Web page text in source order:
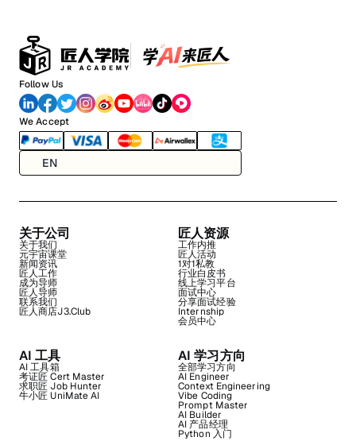
Follow Us
We Accept
EN
关于公司
关于我们
元宇宙课堂
新闻资讯
匠人工作
成为导师
匠人导师
联系我们
匠人商店J3.Club
匠人资源
工作内推
匠人活动
1对1私教
行业白皮书
线上学习平台
面试中心
分享面试经验
Internship
会员中心
AI 工具
AI 工具箱
考证匠 Cert Master
求职匠 Job Hunter
牛小匠 UniMate AI
AI 学习方向
全部学习方向
AI Engineer
Context Engineering
Vibe Coding
Prompt Master
AI Builder
AI 产品经理
Python 入门